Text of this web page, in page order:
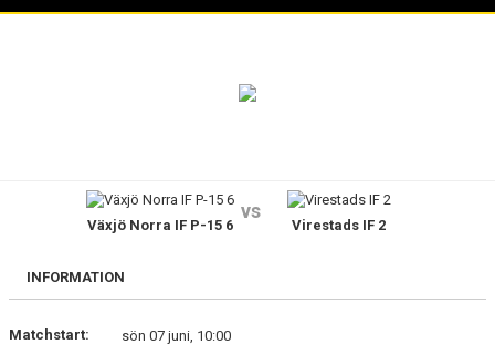
BILDGALLERI
Växjö Norra IF P-15 6
vs
Virestads IF 2
INFORMATION
Matchstart:
sön 07 juni, 10:00